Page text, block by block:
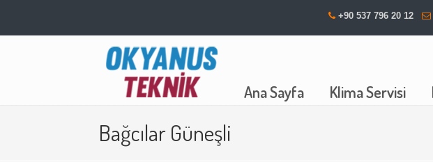
+90 537 796 20 12
Ana Sayfa Klima Servisi
Navigation
Bağcılar Güneşli